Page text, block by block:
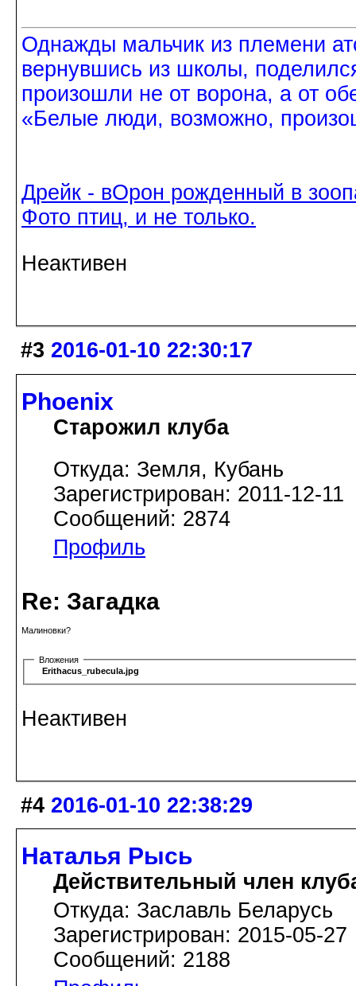
Однажды мальчик из племени
вернувшись из школы,
произошли не от ворона, а от
«Белые люди, возможно,
Дрейк - вОрон рожденный в
Фото птиц, и не только.
Неактивен
#3 2016-01-10 22:30:17
Phoenix
Старожил клуба
Откуда: Земля, Кубань
Зарегистрирован: 2011-12-11
Сообщений: 2874
Профиль
Re: Загадка
Малиновки?
Вложения
Erithacus_rubecula.jpg
Неактивен
#4 2016-01-10 22:38:29
Наталья Рысь
Действительный член
Откуда: Заславль Беларусь
Зарегистрирован: 2015-05-27
Сообщений: 2188